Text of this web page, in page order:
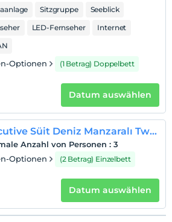
Sitzgruppe
Seeblick
LED-Fernseher
Internet
Optionen (1 Betrag) Doppelbett
Datum auswählen
Executive Süit Deniz Manzaralı Twin
Anzahl von Personen : 3
Optionen
(2 Betrag) Einzelbett
Datum auswählen